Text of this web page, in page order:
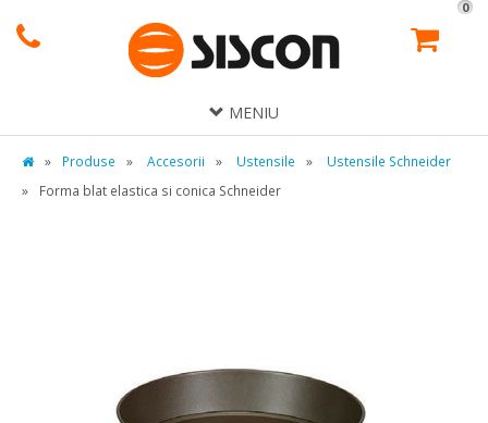
0
MENIU
» Produse » Accesorii » Ustensile »
Ustensile Schneider
»
Forma blat elastica si conica Schneider